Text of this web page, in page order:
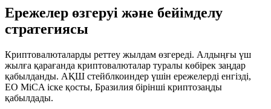
Ережелер өзгеруі және бейімделу
стратегиясы
Криптовалюталарды реттеу жылдам өзгереді. Алдыңғы үш
жылға қарағанда криптовалюталар туралы көбірек заңдар
қабылданды. АҚШ стейблкоиндер үшін ережелерді енгізді,
ЕО MiCA іске қосты, Бразилия бірінші криптозаңды
қабылдады.